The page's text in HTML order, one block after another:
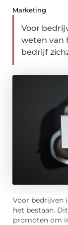
Marketing
Voor
weten van
bedrijf
Voor bedrijven
het bestaan.
promoten om